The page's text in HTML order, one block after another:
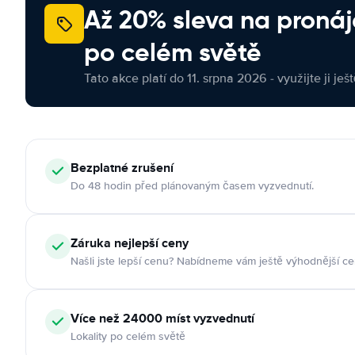
Až 20% sleva na
po celém světě
Tato akce platí do 11. srpna 2026 - využijte ji
Bezplatné zrušení
Do 48 hodin před plánovaným časem vyzvednutí.
Záruka nejlepší ceny
Našli jste lepší cenu? Nabídneme vám ještě výhodnější
Více než 24000 míst vyzvednutí
Lokality po celém světě